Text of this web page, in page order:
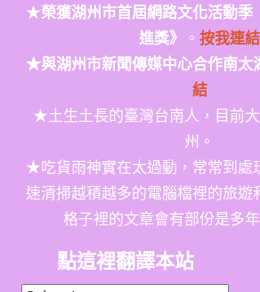
★榮獲湖州市首屆網路文化活動季
進獎》
。 按我連結
★與湖州市新聞傳媒中心合作南太
結
★土生土長的臺灣台南人，目前
州。
★吃貨雨神實在太過動，常常到處
速清掃越積越多的電腦檔裡的旅遊
格子裡的文章會有部份是多
點這裡翻譯本站